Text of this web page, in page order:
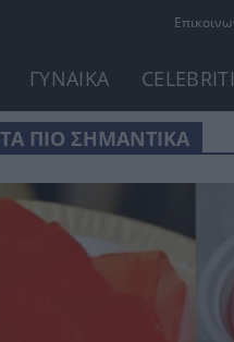
ΓΥΝΑΙΚΑ
ΤΑ ΠΙΟ ΣΗΜΑΝΤΙΚΑ